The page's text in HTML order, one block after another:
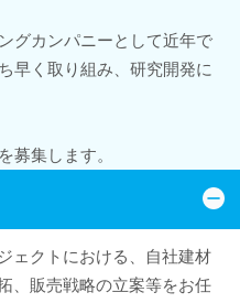
グカンパニーとして近年で
早く取り組み、研究開発に
募集します。
ェクトにおける、自社建材
、販売戦略の立案等をお任